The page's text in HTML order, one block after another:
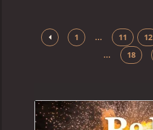
1 ... 11 12
...
18